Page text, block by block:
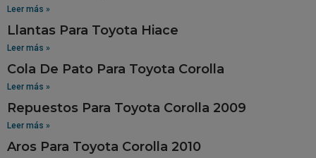
Leer más »
Llantas Para Toyota Hiace
Leer más »
Cola De Pato Para Toyota Corolla
Leer más »
Repuestos Para Toyota Corolla 2009
Leer más »
Aros Para Toyota Corolla 2010